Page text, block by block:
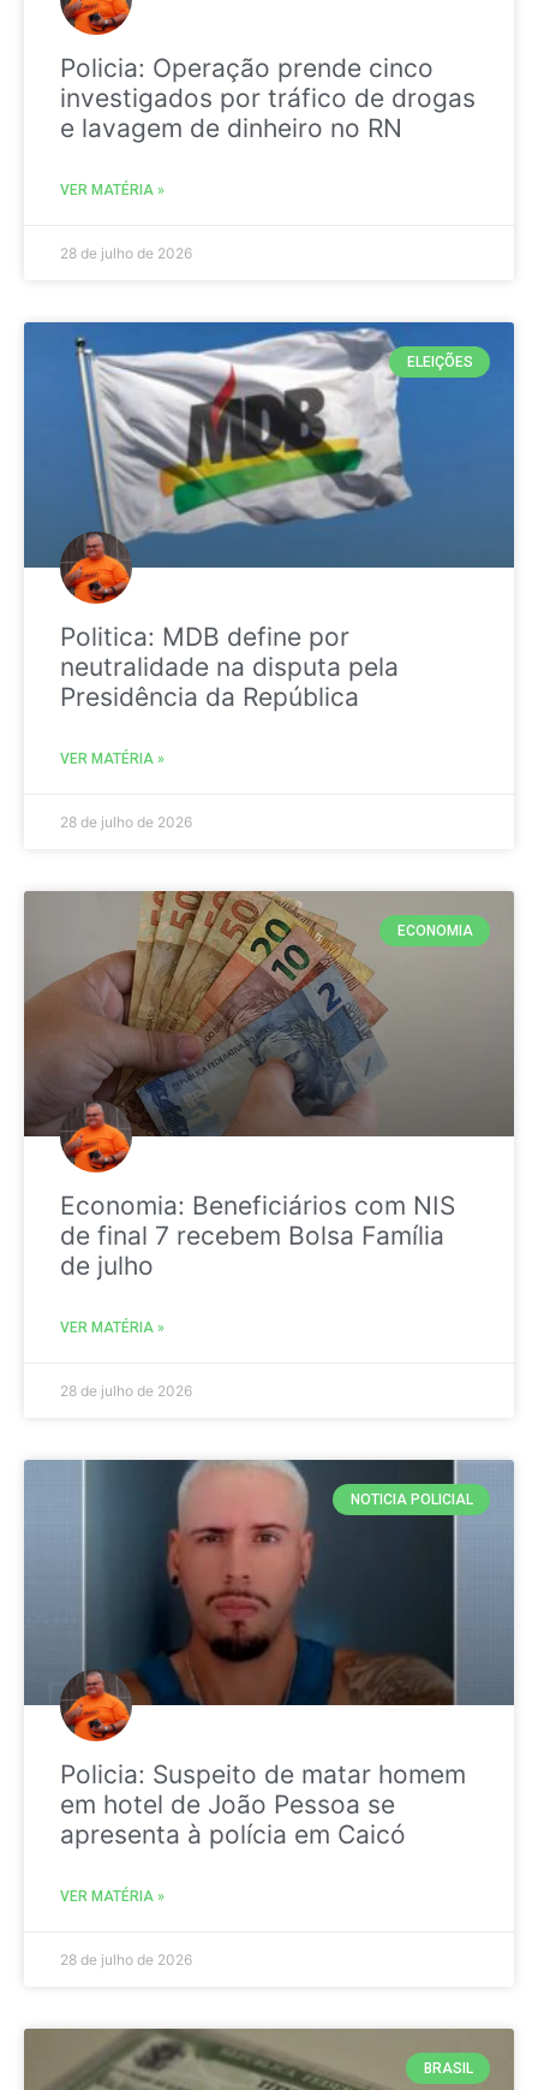
Policia: Operação prende cinco
investigados por tráfico de drogas
e lavagem de dinheiro no RN
VER MATÉRIA »
28 de julho de 2026
ELEIÇÕES
Politica: MDB define por
neutralidade na disputa pela
Presidência da República
VER MATÉRIA »
28 de julho de 2026
ECONOMIA
Economia: Beneficiários com NIS
de final 7 recebem Bolsa Família
de julho
VER MATÉRIA »
28 de julho de 2026
NOTICIA POLICIAL
Policia: Suspeito de matar homem
em hotel de João Pessoa se
apresenta à polícia em Caicó
VER MATÉRIA »
28 de julho de 2026
BRASIL